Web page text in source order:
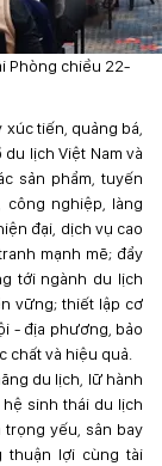
Phòng chiều 22-
tiến, quảng bá,
lịch Việt Nam và
sản phẩm, tuyến
nghiệp, làng
đại, dịch vụ cao
mạnh mẽ; đẩy
tới ngành du lịch
vững; thiết lập cơ
- địa phương, bảo
chất và hiệu quả.
du lịch, lữ hành
sinh thái du lịch
yếu, sân bay
thuận lợi cùng tài